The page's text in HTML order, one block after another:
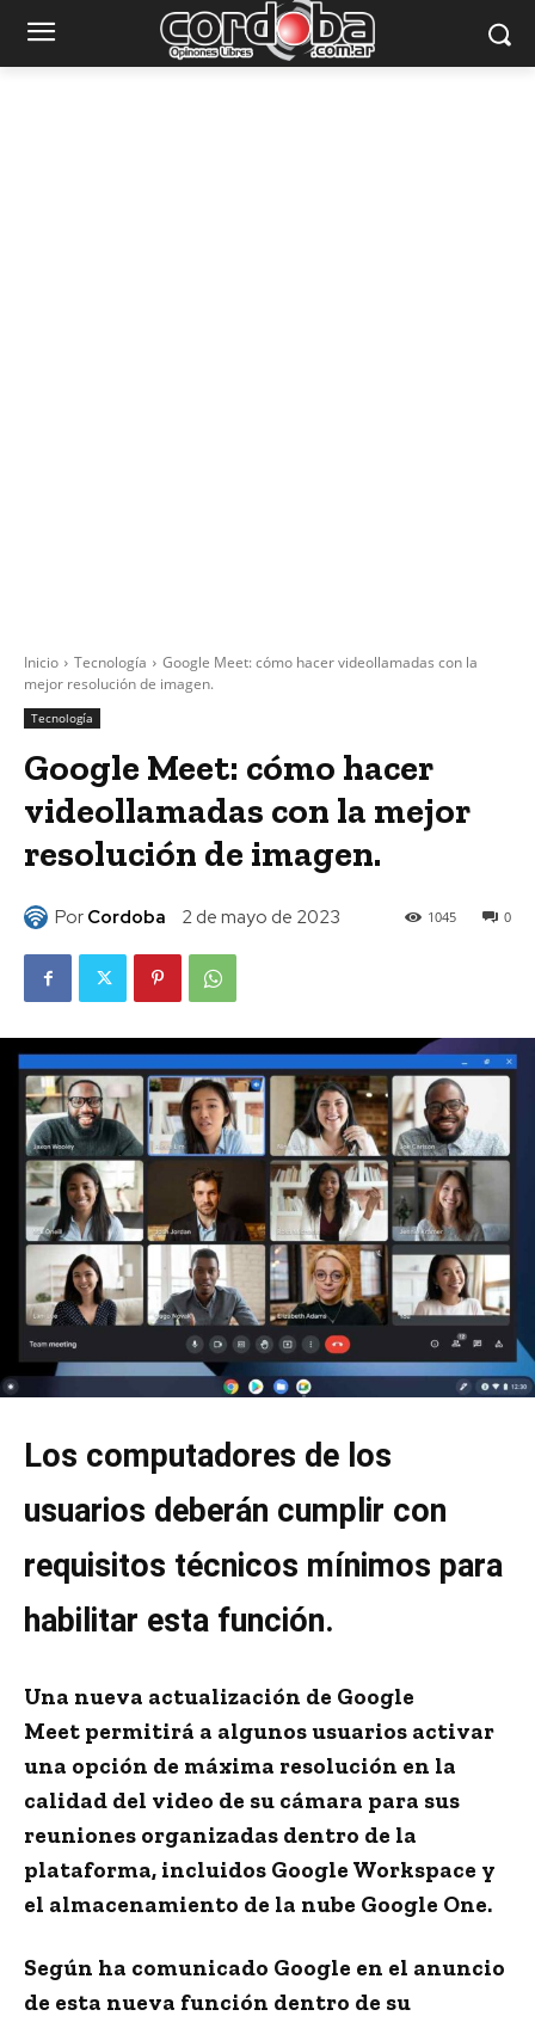
Inicio Tecnología
Google Meet: cómo hacer videollamadas con la
mejor resolución de imagen.
Tecnología
Google Meet: cómo hacer
videollamadas con la mejor
resolución de imagen.
Por Cordoba 2 de mayo de 2023 0
1045
Los computadores de los
usuarios deberán cumplir con
requisitos técnicos mínimos para
habilitar esta función.
Una nueva actualización de Google
Meet permitirá a algunos usuarios activar
una opción de máxima resolución en la
calidad del video de su cámara para sus
reuniones organizadas dentro de la
plataforma, incluidos Google Workspace y
el almacenamiento de la nube Google One.
Según ha comunicado Google en el anuncio
de esta nueva función dentro de su